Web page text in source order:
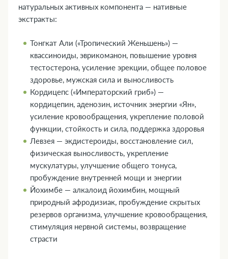
натуральных активных компонента — нативные
экстракты:
Тонгкат Али («Тропический Женьшень») —
квассиноиды, эврикоманон, повышение уровня
тестостерона, усиление эрекции, общее половое
здоровье, мужская сила и выносливость
Кордицепс («Императорский гриб») —
кордицепин, аденозин, источник энергии «Ян»,
усиление кровообращения, укрепление половой
функции, стойкость и сила, поддержка здоровья
Левзея — экдистероиды, восстановление сил,
физическая выносливость, укрепление
мускулатуры, улучшение общего тонуса,
пробуждение внутренней мощи и энергии
Йохимбе — алкалоид йохимбин, мощный
природный афродизиак, пробуждение скрытых
резервов организма, улучшение кровообращения,
стимуляция нервной системы, возвращение
страсти